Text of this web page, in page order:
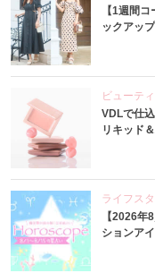
【1週間
ックアッ
ビューテ
VDLで仕
リキッド
ライフス
【2026年
ションア